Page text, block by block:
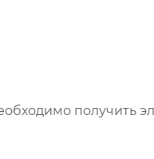
получить